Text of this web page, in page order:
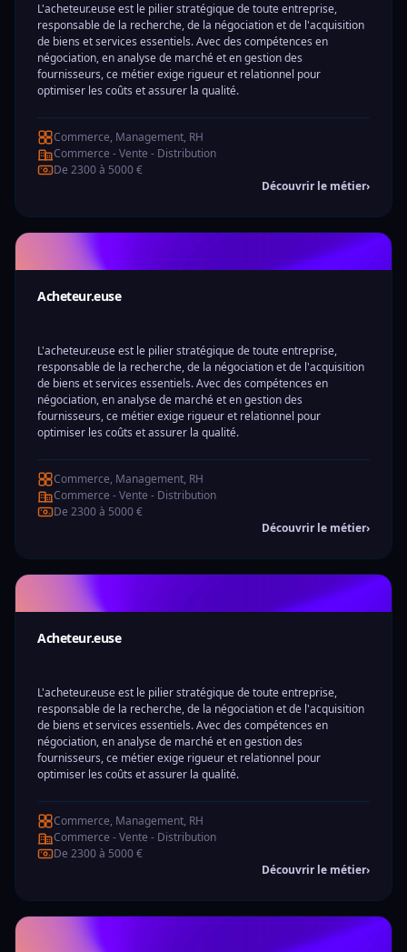
L'acheteur.euse est le pilier stratégique de toute entreprise,
responsable de la recherche, de la négociation et de l'acquisition
de biens et services essentiels. Avec des compétences en
négociation, en analyse de marché et en gestion des
fournisseurs, ce métier exige rigueur et relationnel pour
optimiser les coûts et assurer la qualité.
Commerce, Management, RH
Commerce - Vente - Distribution
De 2300 à 5000 €
Découvrir le métier›
Acheteur.euse
L'acheteur.euse est le pilier stratégique de toute entreprise,
responsable de la recherche, de la négociation et de l'acquisition
de biens et services essentiels. Avec des compétences en
négociation, en analyse de marché et en gestion des
fournisseurs, ce métier exige rigueur et relationnel pour
optimiser les coûts et assurer la qualité.
Commerce, Management, RH
Commerce - Vente - Distribution
De 2300 à 5000 €
Découvrir le métier›
Acheteur.euse
L'acheteur.euse est le pilier stratégique de toute entreprise,
responsable de la recherche, de la négociation et de l'acquisition
de biens et services essentiels. Avec des compétences en
négociation, en analyse de marché et en gestion des
fournisseurs, ce métier exige rigueur et relationnel pour
optimiser les coûts et assurer la qualité.
Commerce, Management, RH
Commerce - Vente - Distribution
De 2300 à 5000 €
Découvrir le métier›